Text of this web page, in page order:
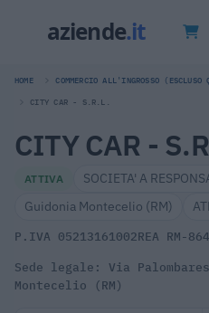
HOME COMMERCIO ALL'INGROSSO
CITY CAR - S.R.L.
CITY CAR -
ATTIVA
SOCIETA' A
Guidonia Montecelio (RM)
P.IVA 05213161002REA RM-
Sede legale: Via
Montecelio (RM)